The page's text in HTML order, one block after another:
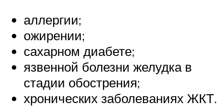
аллергии;
ожирении;
сахарном диабете;
язвенной болезни желудка в
стадии обострения;
хронических заболеваниях ЖКТ.